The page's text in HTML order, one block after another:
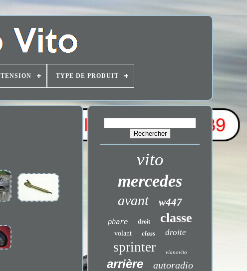
TENSION TYPE DE PRODUIT
vito
mercedes
avant w447
phare droit classe
volant class droite
sprinter vianovito
arrière autoradio